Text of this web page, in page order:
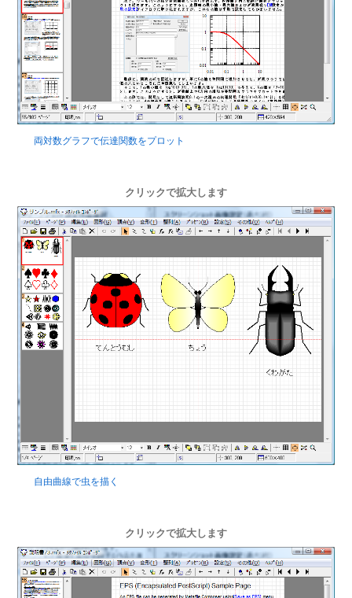
両対数グラフで伝達関数をプロット
クリックで拡大します
自由曲線で虫を描く
クリックで拡大します